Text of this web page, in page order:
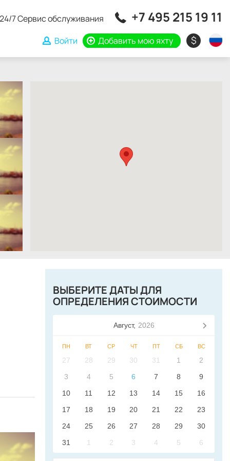
24/7 Сервис обслуживания +7 495 215 19 11
Войти Добавить мою яхту $
ВЫБЕРИТЕ ДАТЫ ДЛЯ
ОПРЕДЕЛЕНИЯ СТОИМОСТИ
Август, 2026
ПН ВТ СР ЧТ ПТ СБ ВС
27 28 29 30 31 1
2
3
4 5 6 7 8
9
10
11 12 13 14 15
16
17
18 19 20 21 22
23
24
25 26 27 28 29
30
31
1 2 3 4 5 6